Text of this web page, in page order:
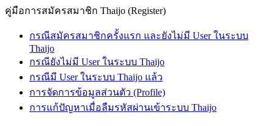
คู่มือการสมัครสมาชิก Thaijo (Register)
กรณีสมัครสมาชิกครั้งแรก และยังไม่มี User ในระบบ
Thaijo
กรณียังไม่มี User ในระบบ Thaijo
กรณีมี User ในระบบ Thaijo แล้ว
การจัดการข้อมูลส่วนตัว (Profile)
การแก้ปัญหาเมื่อลืมรหัสผ่านเข้าระบบ Thaijo